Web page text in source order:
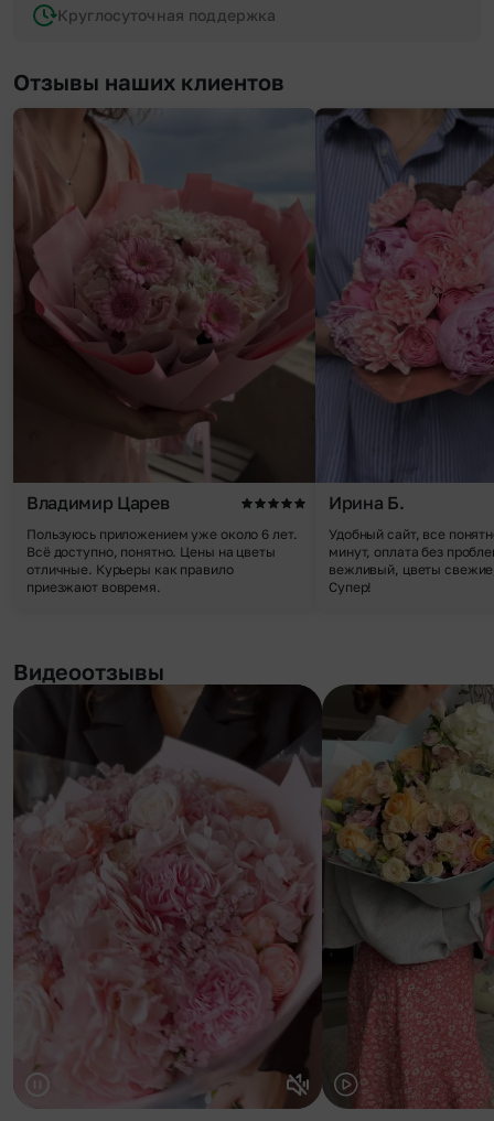
Круглосуточная поддержка
Отзывы наших клиентов
Владимир Царев
Пользуюсь приложением уже около 6 лет.
Всё доступно, понятно. Цены на цветы
отличные. Курьеры как правило
приезжают вовремя.
Ирина Б.
Удобный сайт, все
минут, оплата без
вежливый, цветы
Супер!
Видеоотзывы